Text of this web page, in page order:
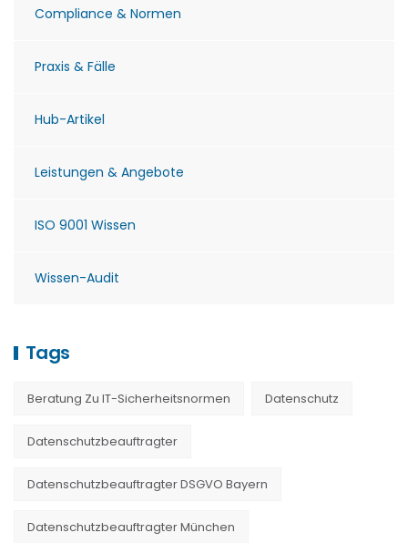
Compliance & Normen
Praxis & Fälle
Hub-Artikel
Leistungen & Angebote
ISO 9001 Wissen
Wissen-Audit
Tags
Beratung Zu IT-Sicherheitsnormen Datenschutz
Datenschutzbeauftragter
Datenschutzbeauftragter DSGVO Bayern
Datenschutzbeauftragter München